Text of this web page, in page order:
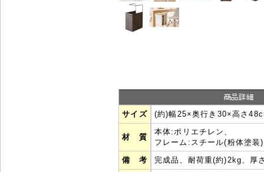
サイズ (約)幅25×奥行き30×高さ
材 質
本体:ポリエチレン、
フレーム:スチール(粉体塗装)
備 考
完成品、耐荷重(約)2kg、厚